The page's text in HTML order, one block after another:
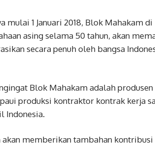
1 Januari 2018, Blok Mahakam di
asing selama 50 tahun, akan
secara penuh oleh bangsa
Blok Mahakam adalah
produksi kontraktor kontrak kerja
Indonesia.
memberikan tambahan kontribusi